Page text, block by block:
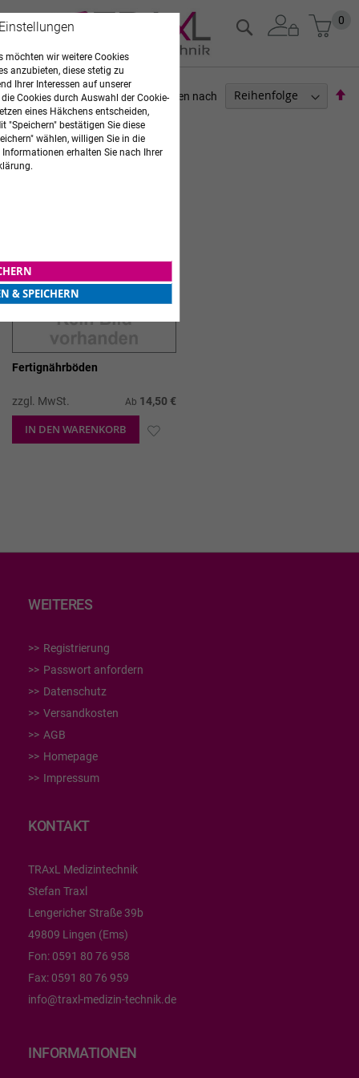
Zum
Inhalt
0
Suche
1Artikel
Sortieren nach
MIKROBIOLOGOE & UROLOGIE
Fertignährböden
zzgl. MwSt. Ab 14,50 €
IN DEN WARENKORB ZUR
ARZTBEDARF
WEITERES
Registrierung
Passwort anfordern
Datenschutz
Versandkosten
AGB
Homepage
Impressum
KONTAKT
TRAxL Medizintechnik
Stefan Traxl
Lengericher Straße 39b
49809 Lingen (Ems)
Fon: 0591 80 76 958
Fax: 0591 80 76 959
info@traxl-medizin-technik.de
INFORMATIONEN
möchten wir weitere Cookies
anzubieten, diese stetig zu
Ihrer Interessen auf unserer
Cookies durch Auswahl der Cookie-
eines Häkchens entscheiden,
"Speichern" bestätigen Sie diese
wählen, willigen Sie in die
erhalten Sie nach Ihrer
& SPEICHERN